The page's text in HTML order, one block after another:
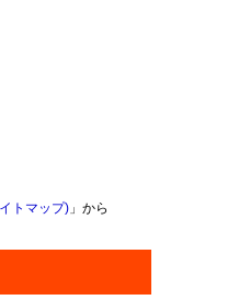
トマップ)」から